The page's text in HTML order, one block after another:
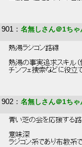
901 ： 名無しさん＠1ちゃ
熱湯ラジコン路線
熱湯の事実追求スキル
チンフェ捜索などに役立
902 ： 名無しさん＠1ちゃ
青い芝の会を応援する
意味深
ラジコン系であり布教系